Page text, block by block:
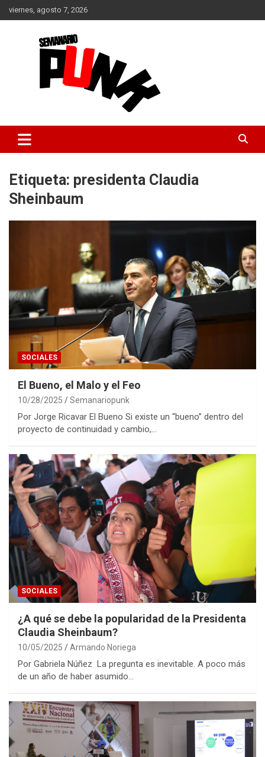
Saltar
al
viernes, agosto 7, 2026
Semanario punk
Etiqueta: presidenta Claudia
Sheinbaum
SOCIALES
El Bueno, el Malo y el Feo
10/28/2025 Semanariopunk
Por Jorge Ricavar El Bueno Si existe un “bueno” dentro del
proyecto de continuidad y cambio,…
SOCIALES
¿A qué se debe la popularidad de la Presidenta
Claudia Sheinbaum?
10/05/2025 Armando Noriega
Por Gabriela Núñez La pregunta es inevitable. A poco más
de un año de haber asumido…